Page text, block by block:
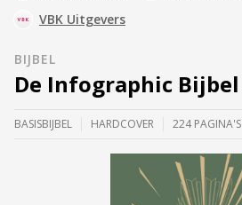
VBK Uitgevers
BIJBEL
De Infographic Bijbel
BASISBIJBEL HARDCOVER 224 PAGINA'S